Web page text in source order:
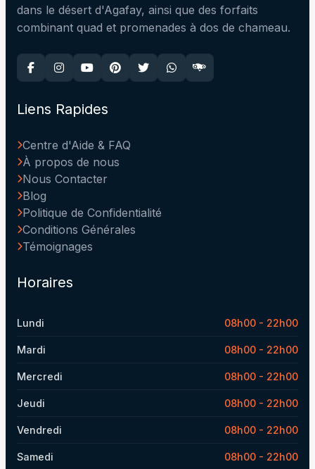
dans le désert d'Agafay, ainsi que des forfaits
combinant quad et promenades à dos de chameau.
Liens Rapides
Centre d'Aide & FAQ
À propos de nous
Nous Contacter
Blog
Politique de Confidentialité
Conditions Générales
Témoignages
Horaires
Lundi 08h00 - 22h00
Mardi 08h00 - 22h00
Mercredi 08h00 - 22h00
Jeudi 08h00 - 22h00
Vendredi 08h00 - 22h00
Samedi 08h00 - 22h00